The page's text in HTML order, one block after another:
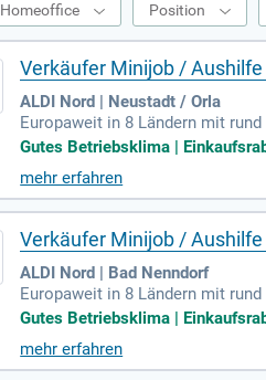
Homeoffice Position
Verkäufer Minijob /
ALDI Nord | Neustadt / Orla
Europaweit in 8 Ländern mit
Gutes Betriebsklima |
mehr erfahren
Verkäufer Minijob /
ALDI Nord | Bad Nenndorf
Europaweit in 8 Ländern mit
Gutes Betriebsklima |
mehr erfahren